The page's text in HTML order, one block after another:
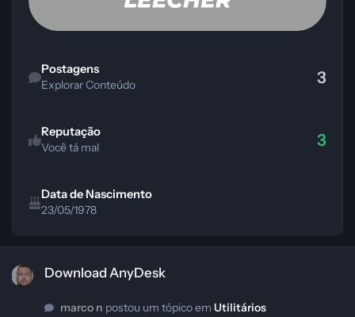
Postagens
Explorar Conteúdo
3
Reputação
Você tá mal
3
Data de Nascimento
23/05/1978
Download AnyDesk
marco n postou um tópico em Utilitários